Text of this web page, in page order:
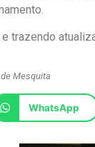
trazendo
Mesquita
WhatsApp